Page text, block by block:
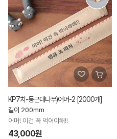
HND315봉투 1000장
315x200mm 이하 포장
베스트셀러! 인기좋은 쇼핑봉투
70,000원